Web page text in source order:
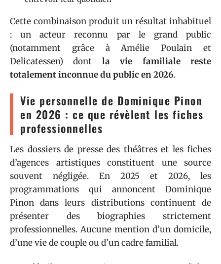
Cette combinaison produit un résultat inhabituel
: un acteur reconnu par le grand public
(notamment grâce à Amélie Poulain et
Delicatessen) dont la vie familiale reste
totalement inconnue du public en 2026.
Vie personnelle de Dominique Pinon
en 2026 : ce que révèlent les fiches
professionnelles
Les dossiers de presse des théâtres et les fiches
d’agences artistiques constituent une source
souvent négligée. En 2025 et 2026, les
programmations qui annoncent Dominique
Pinon dans leurs distributions continuent de
présenter des biographies strictement
professionnelles. Aucune mention d’un domicile,
d’une vie de couple ou d’un cadre familial.